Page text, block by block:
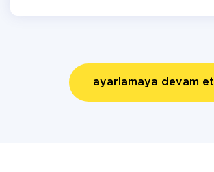
ayarlamaya devam et